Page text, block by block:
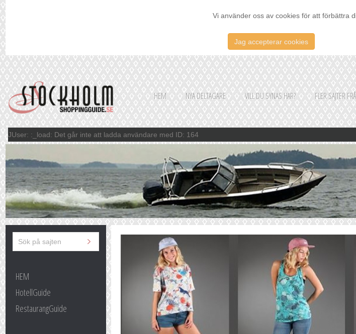
Vi använder oss av cookies för att förbättra
Jag accepterar cookies
HEM NYA DELTAGARE VILL DU SYNAS HÄR? FLER SAJTER
JUser: :_load: Det går inte att ladda användare med ID: 164
HEM
HotellGuide
RestaurangGuide